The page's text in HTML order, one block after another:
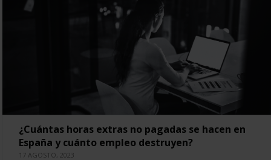
¿Cuántas horas extras no pagadas se hacen en
España y cuánto empleo destruyen?
17 AGOSTO, 2023